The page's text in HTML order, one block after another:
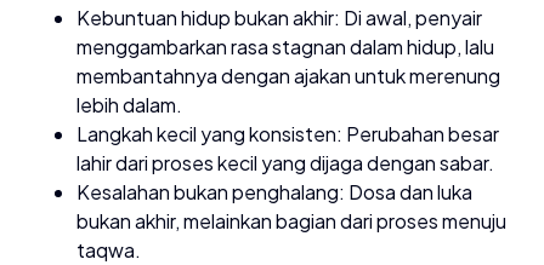
Kebuntuan hidup bukan akhir: Di awal, penyair
menggambarkan rasa stagnan dalam hidup, lalu
membantahnya dengan ajakan untuk merenung
lebih dalam.
Langkah kecil yang konsisten: Perubahan besar
lahir dari proses kecil yang dijaga dengan sabar.
Kesalahan bukan penghalang: Dosa dan luka
bukan akhir, melainkan bagian dari proses menuju
taqwa.